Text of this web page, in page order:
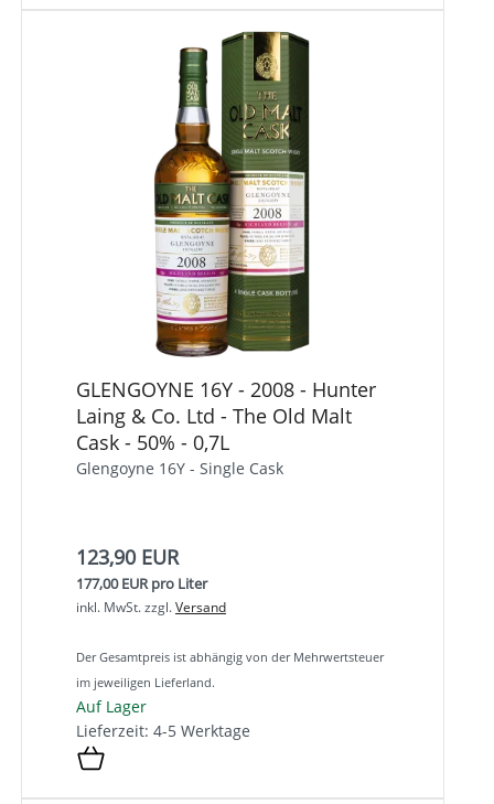
GLENGOYNE 16Y - 2008 - Hunter
Laing & Co. Ltd - The Old Malt
Cask - 50% - 0,7L
Glengoyne 16Y - Single Cask
123,90 EUR
177,00 EUR pro Liter
inkl. MwSt.zzgl.Versand
Der Gesamtpreis ist abhängig von der Mehrwertsteuer
im jeweiligen Lieferland.
Auf Lager
Lieferzeit: 4-5 Werktage